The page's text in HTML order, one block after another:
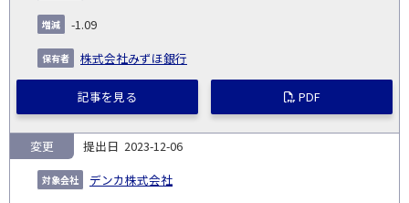
-1.09
株式会社みずほ銀行
記事を見る PDF
2023-12-06
デンカ株式会社
変更